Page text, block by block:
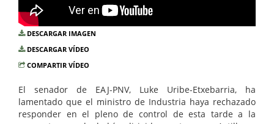
DESCARGAR IMAGEN
DESCARGAR VÍDEO
COMPARTIR VÍDEO
El senador de EAJ-PNV, Luke Uribe-Etxebarria, ha
lamentado que el ministro de Industria haya rechazado
responder en el pleno de control de esta tarde a la